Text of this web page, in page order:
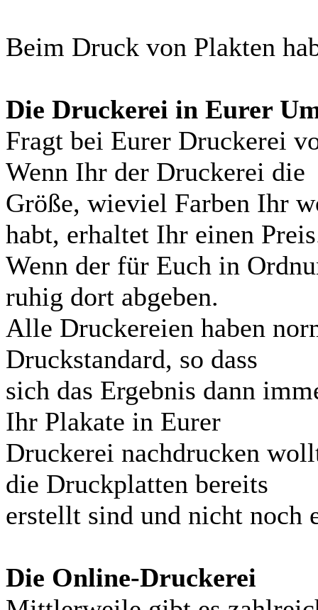
Beim Druck von Plakten
Die Druckerei in Eurer
Fragt bei Eurer Druckerei
Wenn Ihr der Druckerei die
Größe, wieviel Farben Ihr
habt, erhaltet Ihr einen
Wenn der für Euch in
ruhig dort abgeben.
Alle Druckereien haben
Druckstandard, so dass
sich das Ergebnis dann
Ihr Plakate in Eurer
Druckerei nachdrucken
die Druckplatten bereits
erstellt sind und nicht noch
Die Online-Druckerei